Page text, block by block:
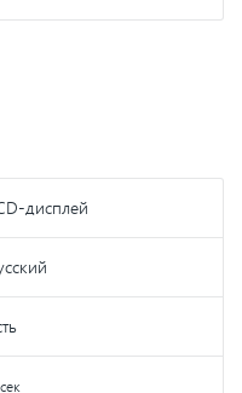
дисплей
сек